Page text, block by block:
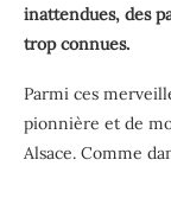
inattendues, des
trop connues.
Parmi ces
pionnière et de
Alsace. Comme